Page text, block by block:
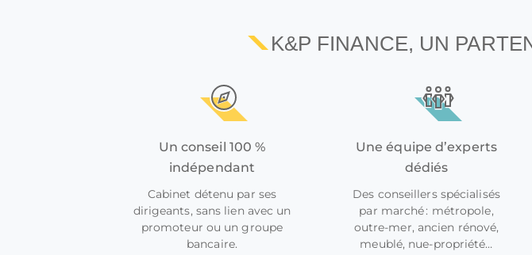
K&P FINANCE, UN
Un conseil 100 %
indépendant
Cabinet détenu par ses
dirigeants, sans lien avec un
promoteur ou un groupe
bancaire.
Une équipe d’experts
dédiés
Des conseillers spécialisés
par marché : métropole,
outre-mer, ancien rénové,
meublé, nue-propriété…